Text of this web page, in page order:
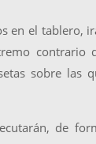
en el tablero,
contrario
sobre las
de